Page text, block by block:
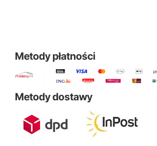
Metody płatności
Metody dostawy